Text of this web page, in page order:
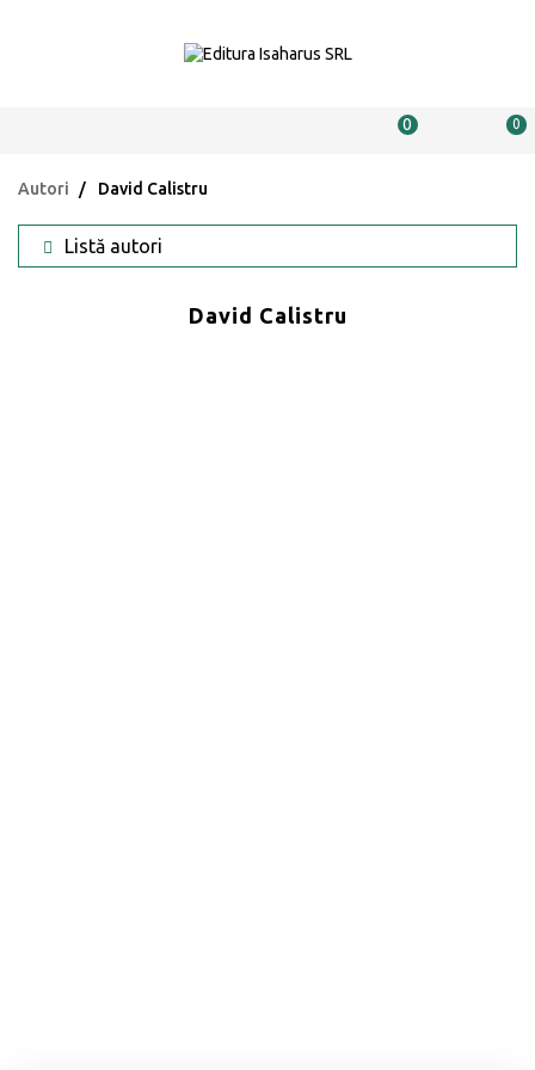
0 0
Autori David Calistru
Listă autori
David Calistru